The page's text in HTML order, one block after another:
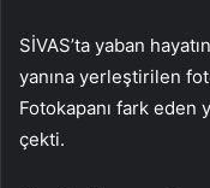
SİVAS’ta yaban
yanına yerleştirilen
Fotokapanı fark eden
çekti.